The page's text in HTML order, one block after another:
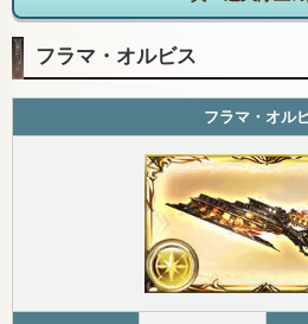
フラマ・オルビス
フラマ・オル